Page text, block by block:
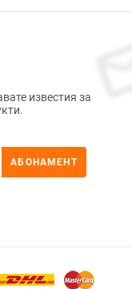
известия за
АБОНАМЕНТ